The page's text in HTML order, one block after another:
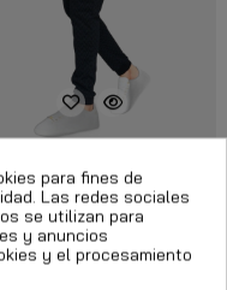
Niño
SikSilk Jr X
Printed Negro
25,98 €
para fines de
Las redes sociales
se utilizan para
y anuncios
y el procesamiento